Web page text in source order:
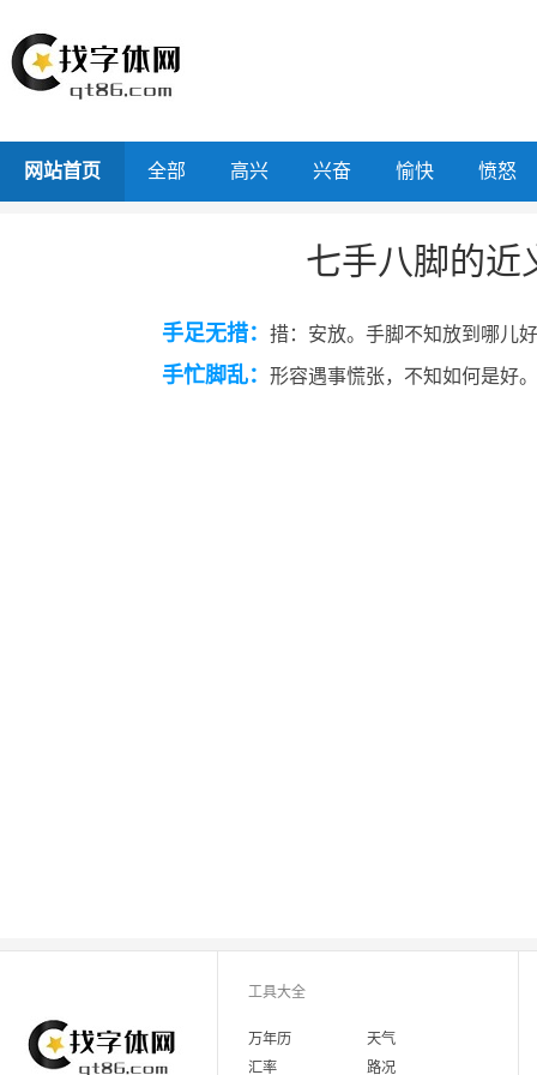
网站首页 全部 高兴 兴奋 愉快 愤怒
七手八脚的近
手足无措： 措：安放。手脚不知放到哪儿
手忙脚乱： 形容遇事慌张，不知如何是好
工具大全
万年历
天气
汇率
路况